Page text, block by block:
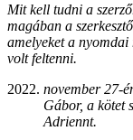
Mit kell tudni a
magában a
amelyeket a nyomdai
volt feltenni.
november 27-
Gábor, a kötet
Adriennt.